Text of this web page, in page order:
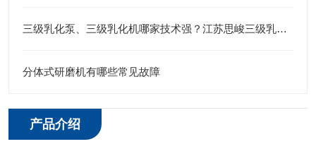
三级乳化泵、三级乳化机哪家技术强？江苏思峻三级乳化头给出答案
分体式研磨机有哪些常见故障
产品介绍